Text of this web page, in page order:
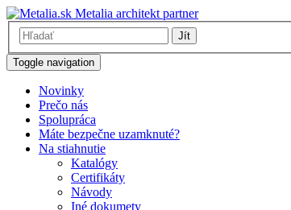
Metalia architekt partner
Jít
Toggle navigation
Novinky
Prečo nás
Spolupráca
Máte bezpečne uzamknuté?
Na stiahnutie
Katalógy
Certifikáty
Návody
Iné dokumety